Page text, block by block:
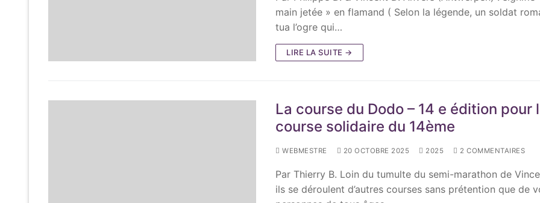
main jetée » en flamand ( Selon la légende, un soldat
tua l’ogre qui…
LIRE LA SUITE →
La course du Dodo – 14 e édition pour
course solidaire du 14ème
WEBMESTRE 20 OCTOBRE 2025 2025 2 COMMENTAIRES
Par Thierry B. Loin du tumulte du semi-marathon de
ils se déroulent d’autres courses sans prétention que de